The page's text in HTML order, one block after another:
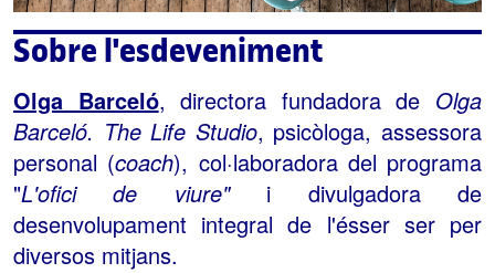
Sobre l'esdeveniment
Olga Barceló, directora fundadora de Olga
Barceló. The Life Studio, psicòloga, assessora
personal (coach), col·laboradora del programa
"L'ofici de viure"i divulgadora de
desenvolupament integral de l'ésser ser per
diversos mitjans.